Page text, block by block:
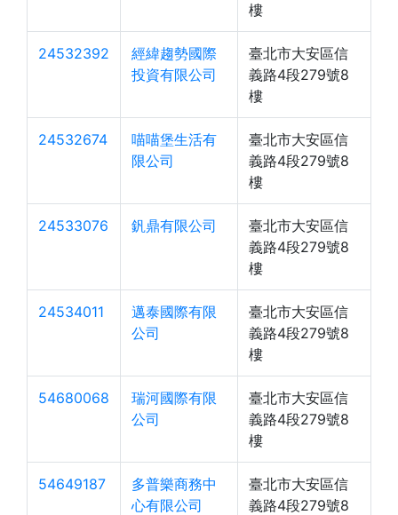
樓
24532392
經緯趨勢國際
投資有限公司
臺北市大安區信
義路4段279號8
樓
24532674
喵喵堡生活有
限公司
臺北市大安區信
義路4段279號8
樓
24533076 釩鼎有限公司
臺北市大安區信
義路4段279號8
樓
24534011
邁泰國際有限
公司
臺北市大安區信
義路4段279號8
樓
54680068
瑞河國際有限
公司
臺北市大安區信
義路4段279號8
樓
54649187
多普樂商務中
心有限公司
臺北市大安區信
義路4段279號8